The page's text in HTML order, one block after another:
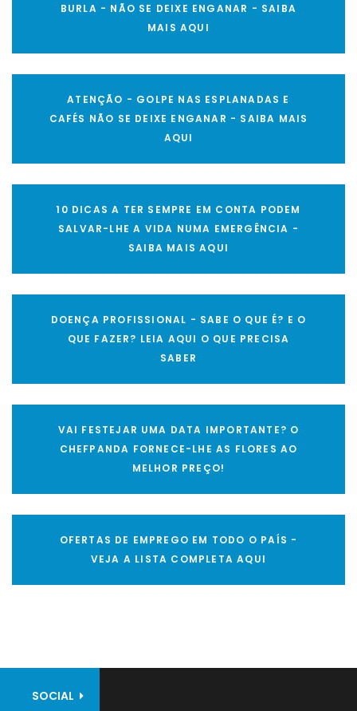
BURLA - NÃO SE DEIXE ENGANAR - SAIBA
MAIS AQUI
ATENÇÃO - GOLPE NAS ESPLANADAS E
CAFÉS NÃO SE DEIXE ENGANAR - SAIBA MAIS
AQUI
10 DICAS A TER SEMPRE EM CONTA PODEM
SALVAR-LHE A VIDA NUMA EMERGÊNCIA -
SAIBA MAIS AQUI
DOENÇA PROFISSIONAL - SABE O QUE É? E O
QUE FAZER? LEIA AQUI O QUE PRECISA
SABER
VAI FESTEJAR UMA DATA IMPORTANTE? O
CHEFPANDA FORNECE-LHE AS FLORES AO
MELHOR PREÇO!
OFERTAS DE EMPREGO EM TODO O PAÍS -
VEJA A LISTA COMPLETA AQUI
SOCIAL